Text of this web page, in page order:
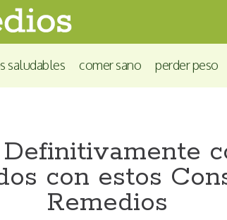
saludables comer sano perder peso
con estos
Remedios